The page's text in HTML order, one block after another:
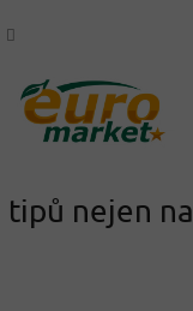
nejen na